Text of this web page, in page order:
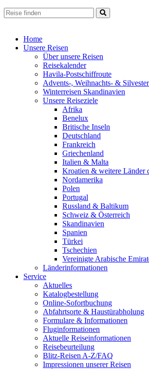
Home
Unsere Reisen
Über unsere Reisen
Reisekalender
Havila-Postschiffroute
Advents-, Weihnachts- &
Winterreisen Skandinavien
Unsere Reiseziele
Afrika
Benelux
Britische Inseln
Deutschland
Frankreich
Griechenland
Italien & Malta
Kroatien & weitere Länder
Nordamerika
Polen
Portugal
Russland & Baltikum
Schweiz & Österreich
Skandinavien
Spanien
Türkei
Tschechien
Vereinigte Arabische
Länderinformationen
Service
Aktuelles
Katalogbestellung
Online-Sofortbuchung
Abfahrtsorte & Haustürabholung
Formulare & Informationen
Fluginformationen
Aktuelle Reiseinformationen
Reisebeurteilung
Blitz-Reisen A-Z/FAQ
Impressionen unserer Reisen